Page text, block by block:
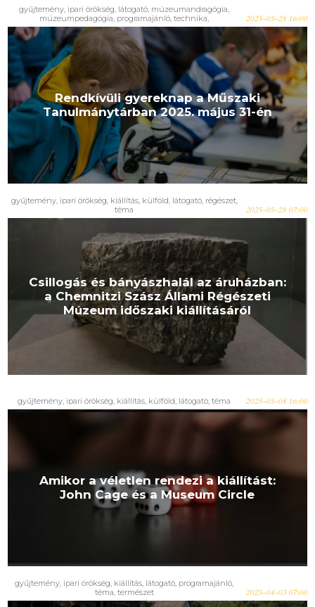
gyűjtemény, ipari örökség, látogató, múzeumandragógia,
múzeumpedagógia, programajánló, technika,
természettudomány
2025-05-28 16:00
Rendkívüli gyereknap a Műszaki
Tanulmánytárban 2025. május 31-én
gyűjtemény, ipari örökség kiállítás, külföld látogató, régészet,
téma
2025-05-28 07:00
Csillogás és bányászhalál az áruházban:
a Chemnitzi Szász Állami Régészeti
Múzeum időszaki kiállításáról
gyűjtemény ipari örökség kiállítás külföld látogató téma 2025-05-08 16:00
Amikor a véletlen rendezi a kiállítást:
John Cage és a Museum Circle
gyűjtemény ipari örökség kiállítás látogató programajánló
téma természet 2025-04-03 07:00